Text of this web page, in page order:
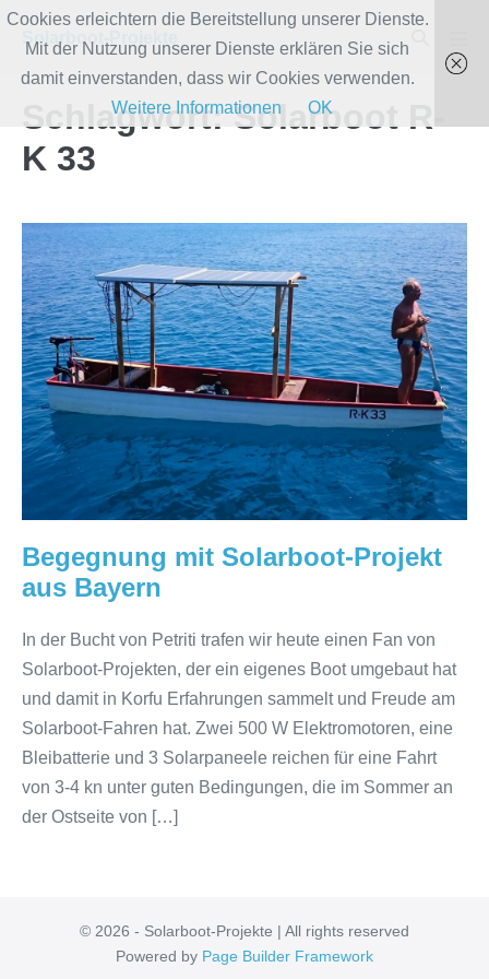
Zum
Inhalt
springen
Solarboot-Projekte
Schalter
Schlagwort:Solarboot R-
K 33
Begegnung
mit
Solarboot-
Projekt
aus
Bayern
Begegnung mit Solarboot-Projekt
aus Bayern
In der Bucht von Petriti trafen wir heute einen Fan von
Solarboot-Projekten, der ein eigenes Boot umgebaut hat
und damit in Korfu Erfahrungen sammelt und Freude am
Solarboot-Fahren hat. Zwei 500 W Elektromotoren, eine
Bleibatterie und 3 Solarpaneele reichen für eine Fahrt
von 3-4 kn unter guten Bedingungen, die im Sommer an
der Ostseite von […]
© 2026 - Solarboot-Projekte | All rights reserved
Powered by Page Builder Framework
Cookies erleichtern die Bereitstellung unserer Dienste.
Mit der Nutzung unserer Dienste erklären Sie sich
damit einverstanden, dass wir Cookies verwenden.
Weitere Informationen
OK